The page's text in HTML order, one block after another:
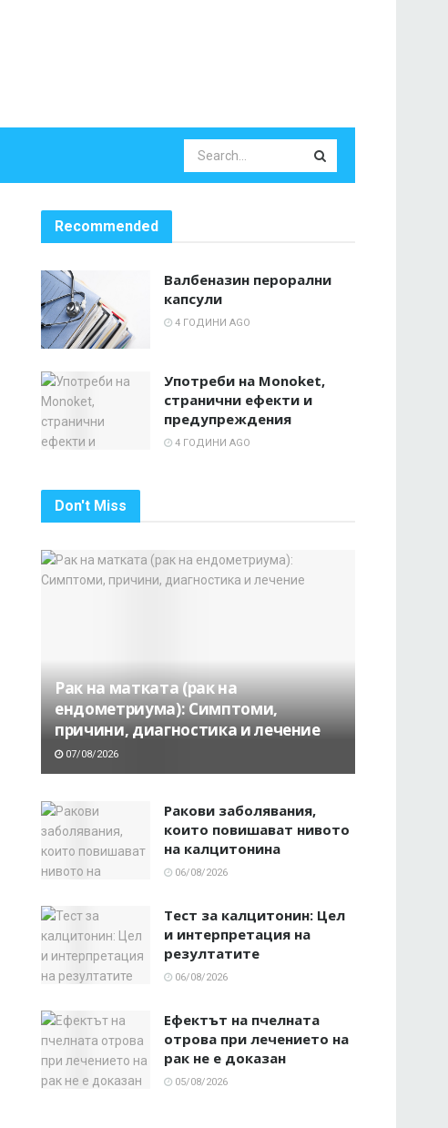
Recommended
Валбеназин перорални
капсули
4 ГОДИНИ AGO
Употреби на Monoket,
странични ефекти и
предупреждения
4 ГОДИНИ AGO
Don't Miss
Рак на матката (рак на
ендометриума): Симптоми,
причини, диагностика и лечение
07/08/2026
Ракови заболявания,
които повишават нивото
на калцитонина
06/08/2026
Тест за калцитонин: Цел
и интерпретация на
резултатите
06/08/2026
Ефектът на пчелната
отрова при лечението на
рак не е доказан
05/08/2026